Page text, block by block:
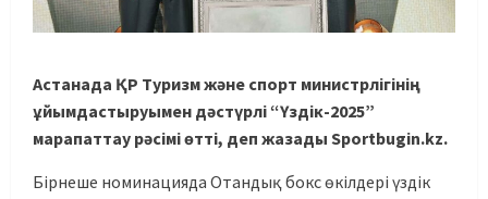
Астанада ҚР Туризм және спорт министрлігінің
ұйымдастыруымен дәстүрлі “Үздік-2025”
марапаттау рәсімі өтті, деп жазады Sportbugin.kz.
Бірнеше номинацияда Отандық бокс өкілдері үздік